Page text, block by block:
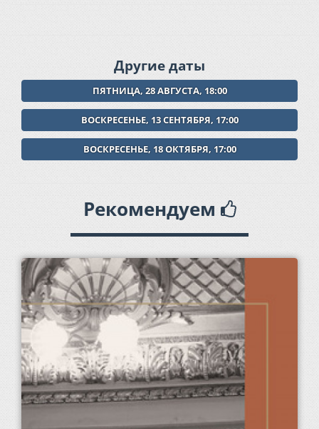
Другие даты
ПЯТНИЦА, 28 АВГУСТА, 18:00
ВОСКРЕСЕНЬЕ, 13 СЕНТЯБРЯ, 17:00
ВОСКРЕСЕНЬЕ, 18 ОКТЯБРЯ, 17:00
Рекомендуем